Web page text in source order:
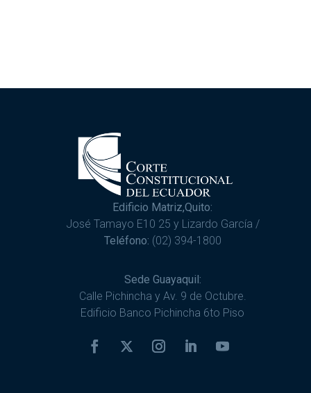
Edificio Matriz,Quito:
José Tamayo E10 25 y Lizardo García /
Teléfono: (02) 394-1800
Sede Guayaquil:
Calle Pichincha y Av. 9 de Octubre.
Edificio Banco Pichincha 6to Piso